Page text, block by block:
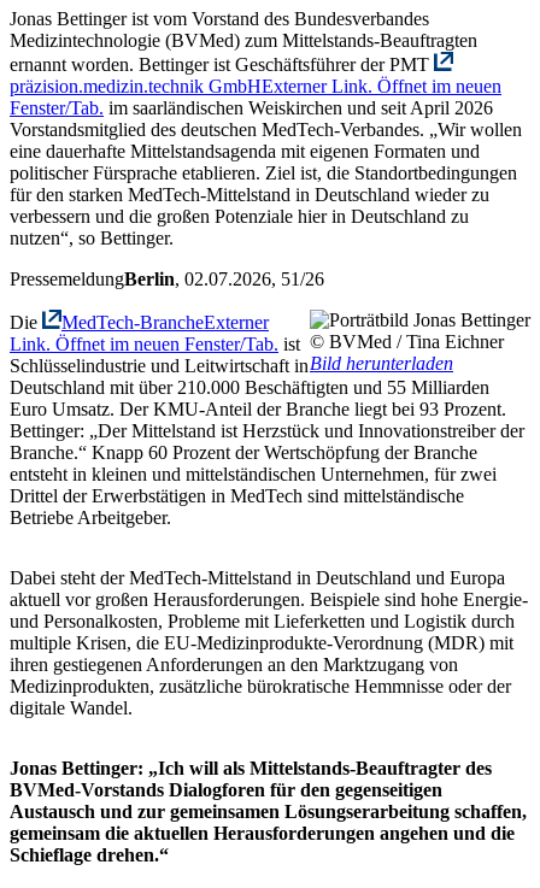
Jonas Bettinger ist vom Vorstand des Bundesverbandes
Medizintechnologie (BVMed) zum Mittelstands-Beauftragten
ernannt worden. Bettinger ist Geschäftsführer der PMT
präzision.medizin.technik GmbHExterner Link. Öffnet im neuen
Fenster/Tab. im saarländischen Weiskirchen und seit April 2026
Vorstandsmitglied des deutschen MedTech-Verbandes. „Wir wollen
eine dauerhafte Mittelstandsagenda mit eigenen Formaten und
politischer Fürsprache etablieren. Ziel ist, die Standortbedingungen
für den starken MedTech-Mittelstand in Deutschland wieder zu
verbessern und die großen Potenziale hier in Deutschland zu
nutzen“, so Bettinger.
PressemeldungBerlin, 02.07.2026, 51/26
© BVMed / Tina Eichner
Bild herunterladen
Die MedTech-BrancheExterner
Link. Öffnet im neuen Fenster/Tab. ist
Schlüsselindustrie und Leitwirtschaft in
Deutschland mit über 210.000 Beschäftigten und 55 Milliarden
Euro Umsatz. Der KMU-Anteil der Branche liegt bei 93 Prozent.
Bettinger: „Der Mittelstand ist Herzstück und Innovationstreiber der
Branche.“ Knapp 60 Prozent der Wertschöpfung der Branche
entsteht in kleinen und mittelständischen Unternehmen, für zwei
Drittel der Erwerbstätigen in MedTech sind mittelständische
Betriebe Arbeitgeber.
Dabei steht der MedTech-Mittelstand in Deutschland und Europa
aktuell vor großen Herausforderungen. Beispiele sind hohe Energie-
und Personalkosten, Probleme mit Lieferketten und Logistik durch
multiple Krisen, die EU-Medizinprodukte-Verordnung (MDR) mit
ihren gestiegenen Anforderungen an den Marktzugang von
Medizinprodukten, zusätzliche bürokratische Hemmnisse oder der
digitale Wandel.
Jonas Bettinger: „Ich will als Mittelstands-Beauftragter des
BVMed-Vorstands Dialogforen für den gegenseitigen
Austausch und zur gemeinsamen Lösungserarbeitung schaffen,
gemeinsam die aktuellen Herausforderungen angehen und die
Schieflage drehen.“